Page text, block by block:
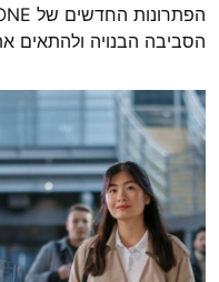
הסביבה הבנויה ולהתאים